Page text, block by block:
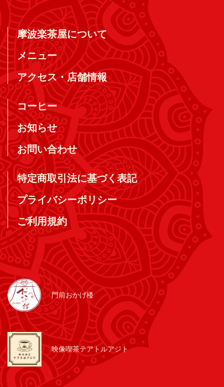
摩波楽茶屋について
メニュー
アクセス・店舗情報
コーヒー
お知らせ
お問い合わせ
特定商取引法に基づく表記
プライバシーポリシー
ご利用規約
門前おかげ楼
映像喫茶テアトルアジト